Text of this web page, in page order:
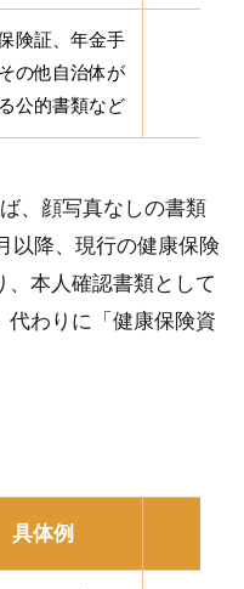
険証、年金手
の他自治体が
公的書類など
、顔写真なしの書類
以降、現行の健康保険
本人確認書類として
代わりに「健康保険資
具体例